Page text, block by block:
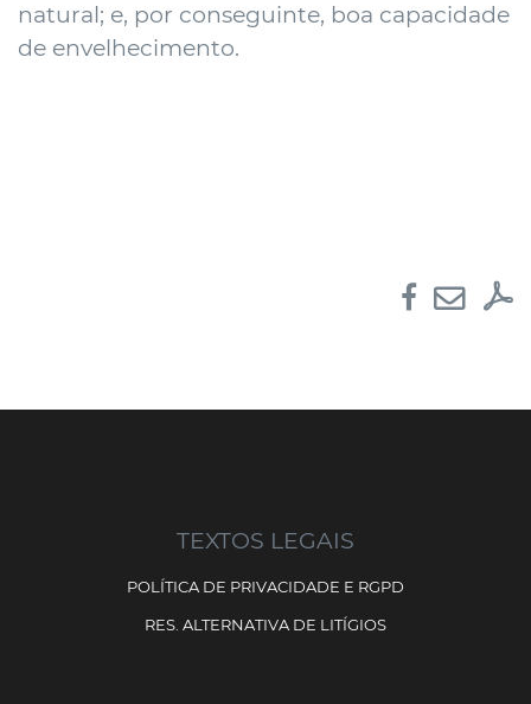
natural; e, por conseguinte, boa capacidade
de envelhecimento.
TEXTOS LEGAIS
POLÍTICA DE PRIVACIDADE E RGPD
RES. ALTERNATIVA DE LITÍGIOS